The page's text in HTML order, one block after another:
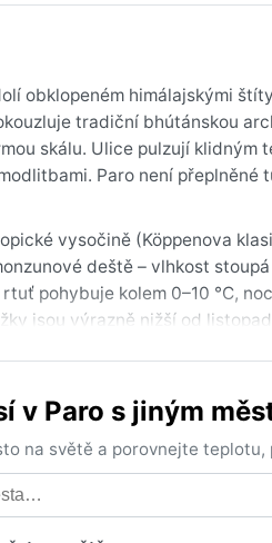
obklopeném himálajskými
tradiční bhútánskou
skálu. Ulice pulzují
Paro není
vysočině (Köppenova
deště – vlhkost
pohybuje kolem 0–10 °C,
jsou výrazně nižší od
výhledy na Himálaj nejsou
v tradičních krojích.
údolí se zelená. V zimě se
vítr zde nehrozí, což dělá z
v Paro s jiným
na světě a porovnejte teplotu,